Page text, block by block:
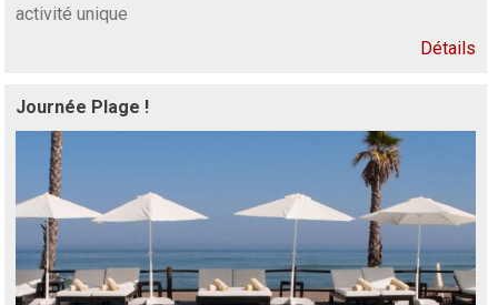
activité unique
Détails
Journée Plage !